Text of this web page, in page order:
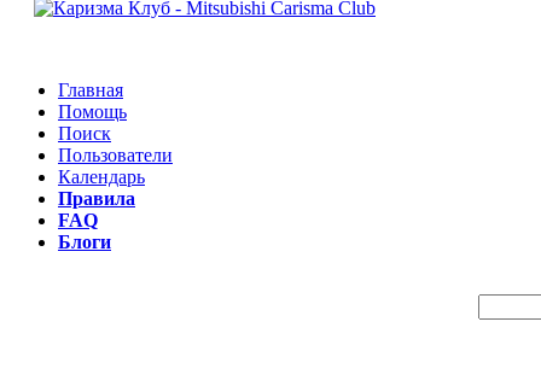
Главная
Помощь
Поиск
Пользователи
Календарь
Правила
FAQ
Блоги